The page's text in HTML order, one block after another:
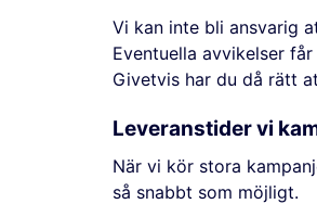
Vi kan inte bli ansvarig
Eventuella avvikelser
Givetvis har du då rätt
Leveranstider vi
När vi kör stora
så snabbt som möjligt.